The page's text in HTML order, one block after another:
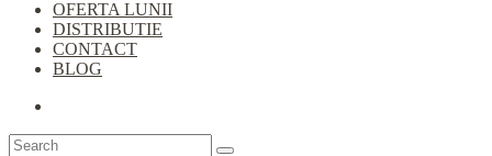
OFERTA LUNII
DISTRIBUTIE
CONTACT
BLOG